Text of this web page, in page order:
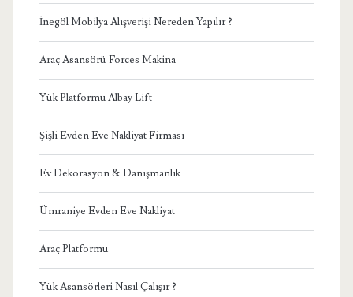
İnegöl Mobilya Alışverişi Nereden Yapılır ?
Araç Asansörü Forces Makina
Yük Platformu Albay Lift
Şişli Evden Eve Nakliyat Firması
Ev Dekorasyon & Danışmanlık
Ümraniye Evden Eve Nakliyat
Araç Platformu
Yük Asansörleri Nasıl Çalışır ?